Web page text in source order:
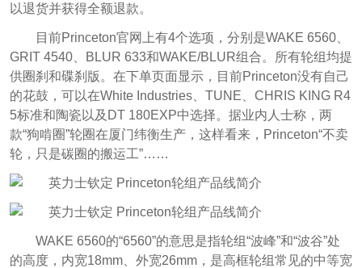
以退货并获得全额退款。
目前Princeton官网上有4个选项，分别是WAKE 6560、
GRIT 4540、BLUR 633和WAKE/BLUR组合。所有轮组均提
供圈刹和碟刹版。在下单页面显示，目前Princeton没有自己
的花鼓，可以在White Industries、TUNE、CHRIS KING R4
5标准和陶瓷以及DT 180EXP中选择。据业内人士称，两
款“狗啃圈”轮圈在厦门纬衡生产，这样看来，Princeton“不卖
轮，只是碳圈的搬运工”……
WAKE 6560的“6560”的意思是指轮组“波峰”和“波谷”处
的高度，内宽18mm、外宽26mm，是高框轮组常见的中等宽